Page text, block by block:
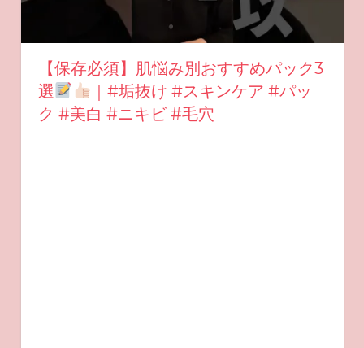
【保存必須】肌悩み別おすすめパック3
選
｜#垢抜け #スキンケア #パッ
ク #美白 #ニキビ #毛穴